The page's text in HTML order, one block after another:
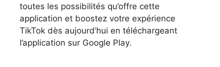
toutes les possibilités qu’offre cette
application et boostez votre expérience
TikTok dès aujourd’hui en téléchargeant
l’application sur Google Play.